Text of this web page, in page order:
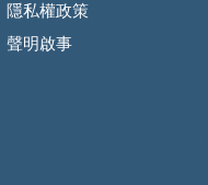
隱私權政策
聲明啟事